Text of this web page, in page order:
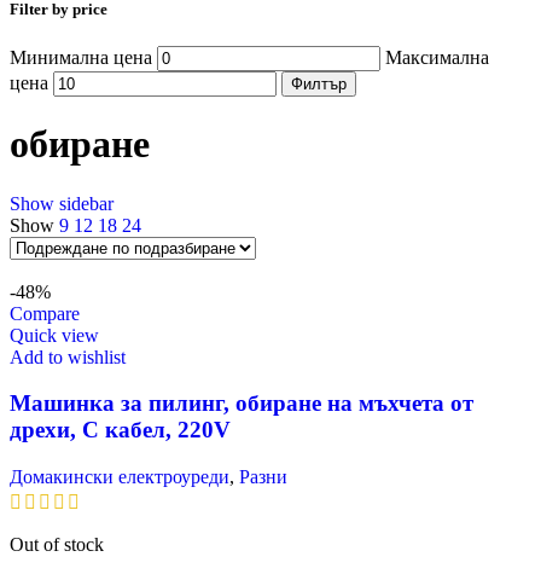
Filter by price
Минимална цена
Максимална
цена
Филтър
обиране
Show sidebar
Show 9 12 18 24
-48%
Compare
Quick view
Add to wishlist
Машинка за пилинг, обиране на мъхчета от
дрехи, С кабел, 220V
Домакински електроуреди, Разни
Out of stock